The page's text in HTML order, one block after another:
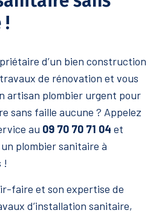
!
d’un bien construction
de rénovation et vous
artisan plombier urgent pour
sans faille aucune ? Appelez
au 09 70 70 71 04 et
plombier sanitaire à
!
faire et son expertise de
d’installation sanitaire,